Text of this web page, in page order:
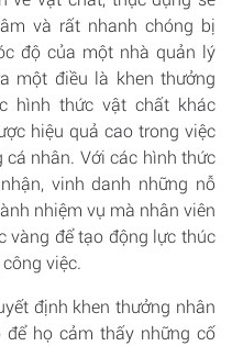
và rất nhanh chóng bị
độ của một nhà quản lý
một điều là khen thưởng
hình thức vật chất khác
hiệu quả cao trong việc
nhân. Với các hình thức
vinh danh những nỗ
nhiệm vụ mà nhân viên
vàng để tạo động lực thúc
việc.
định khen thưởng nhân
họ cảm thấy những cố